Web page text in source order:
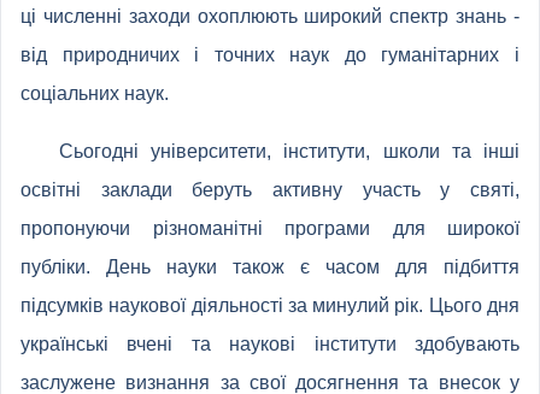
ці численні заходи охоплюють широкий спектр знань -
від природничих і точних наук до гуманітарних і
соціальних наук.
Сьогодні університети, інститути, школи та інші
освітні заклади беруть активну участь у святі,
пропонуючи різноманітні програми для широкої
публіки. День науки також є часом для підбиття
підсумків наукової діяльності за минулий рік. Цього дня
українські вчені та наукові інститути здобувають
заслужене визнання за свої досягнення та внесок у